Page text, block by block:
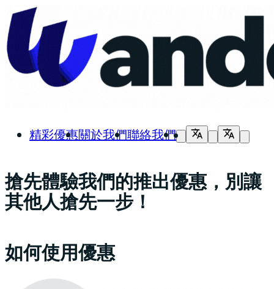
精彩優惠關於我們聯絡我們
搶先體驗我們的推出優惠，別讓
其他人搶先一步！
如何使用優惠